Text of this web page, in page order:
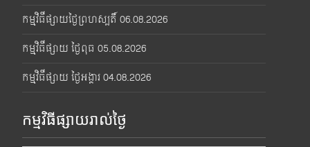
កម្មវិធីផ្សាយថ្ងៃព្រហស្បតិ៍ 06.08.2026
កម្មវិធីផ្សាយ ថ្ងៃពុធ 05.08.2026
កម្មវិធីផ្សាយ ថ្ងៃអង្គារ 04.08.2026
កម្មវិធីផ្សាយរាល់ថ្ងៃ